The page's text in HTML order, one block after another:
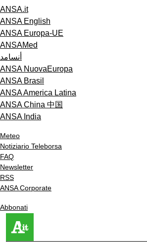
ANSA.it
ANSA English
ANSA Europa-UE
ANSAMed
أنسامد
ANSA NuovaEuropa
ANSA Brasil
ANSA America Latina
ANSA China 中国
ANSA India
Meteo
Notiziario Teleborsa
FAQ
Newsletter
RSS
ANSA Corporate
Abbonati